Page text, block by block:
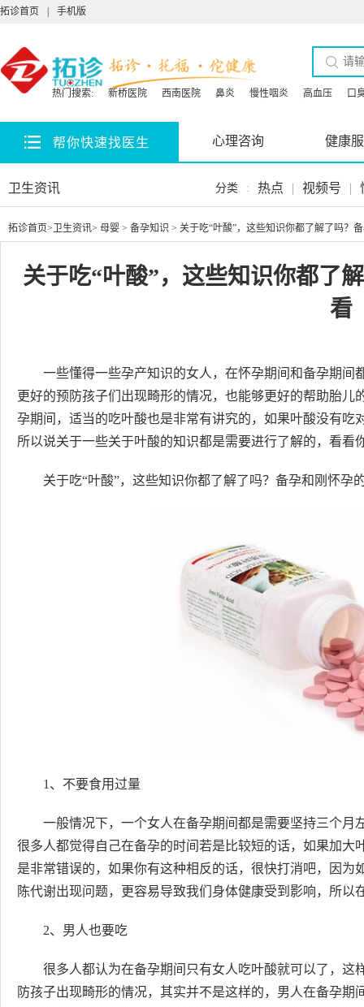
拓诊首页 手机版
热门搜索: 新桥医院 西南医院 鼻炎 慢性咽炎 高血压 口
帮你快速找医生 心理咨询 健康
卫生资讯 分类 : 热点 | 视频号 |
拓诊首页> 卫生资讯> 母婴 > 备孕知识 > 关于吃“叶酸”，这些知识你都了解了吗？
关于吃“叶酸”，这些知识你都了
看
一些懂得一些孕产知识的女人，在怀孕期间和备孕期
更好的预防孩子们出现畸形的情况，也能够更好的帮助胎
孕期间，适当的吃叶酸也是非常有讲究的，如果叶酸没有
所以说关于一些关于叶酸的知识都是需要进行了解的，看看
关于吃“叶酸”，这些知识你都了解了吗？备孕和刚怀孕
1、不要食用过量
一般情况下，一个女人在备孕期间都是需要坚持三个
很多人都觉得自己在备孕的时间若是比较短的话，如果加
是非常错误的，如果你有这种相反的话，很快打消吧，因
陈代谢出现问题，更容易导致我们身体健康受到影响，所
2、男人也要吃
很多人都认为在备孕期间只有女人吃叶酸就可以了，
防孩子出现畸形的情况，其实并不是这样的，男人在备孕